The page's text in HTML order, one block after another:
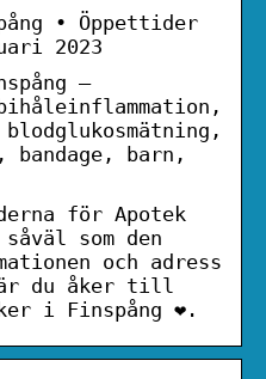
• Öppettider
2023
–
barn,
för Apotek
som den
och adress
du åker till
i Finspång ❤.